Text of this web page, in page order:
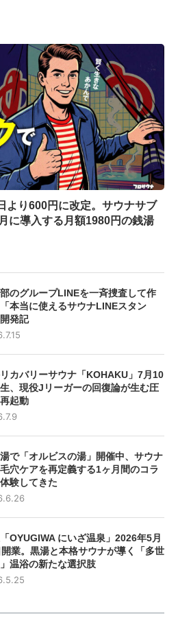
より600円に改定。サウナサブ
に導入する月額1980円の銭湯
のグループLINEを一斉捜査して作
本当に使えるサウナLINEスタン
発記
カバリーサウナ「KOHAKU」7月10
、現役Jリーガーの回復論が生む圧
起動
で「オルビスの湯」開催中、サウナ
穴ケアを再定義する1ヶ月間のコラ
験してきた
OYUGIWA にいざ温泉」2026年5月
業。黒湯と本格サウナが導く「多世
温浴の新たな選択肢